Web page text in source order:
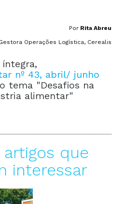
Por Rita Abreu
Operações Logística, Cerealis
nº 43, abril/ junho
tema "Desafios na
alimentar"
que
interessar